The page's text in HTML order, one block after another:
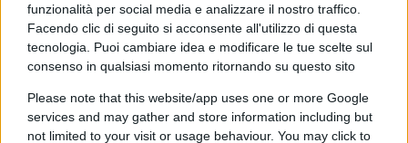
funzionalità per social media e analizzare il nostro traffico.
Facendo clic di seguito si acconsente all'utilizzo di questa
tecnologia. Puoi cambiare idea e modificare le tue scelte sul
consenso in qualsiasi momento ritornando su questo sito
Please note that this website/app uses one or more Google
services and may gather and store information including but
not limited to your visit or usage behaviour. You may click to
Hormuz, ultimatum inutili e
bombe poco risolutive: Trump
ora ha un problema serio